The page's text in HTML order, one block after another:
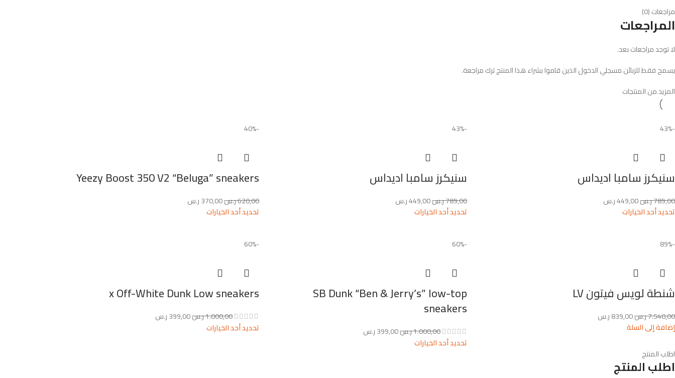
مراجعات (0)
المراجعات
لا توجد مراجعات بعد.
يسمح فقط للزبائن مسجلي الدخول الذين قاموا بشراء هذا المنتج ترك مراجعة.
المزيد من المنتجات
-43%
سنيكرز سامبا اديداس
789,00ر.س449,00ر.س
تحديد أحد الخيارات
-43%
سنيكرز سامبا اديداس
789,00ر.س449,00ر.س
تحديد أحد الخيارات
-40%
Yeezy Boost 350 V2 “Beluga” sneakers
620,00ر.س370,00ر.س
تحديد أحد الخيارات
-89%
شنطة لويس فيتون LV
7.540,00ر.س839,00ر.س
إضافة إلى السلة
-60%
SB Dunk “Ben & Jerry’s” low-top
sneakers
1.000,00ر.س399,00ر.س
تحديد أحد الخيارات
-60%
x Off-White Dunk Low sneakers
1.000,00ر.س399,00ر.س
تحديد أحد الخيارات
اطلب المنتج
اطلب المنتج